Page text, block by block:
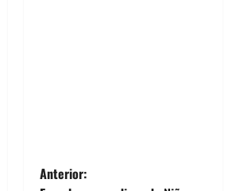
N
Anterior: